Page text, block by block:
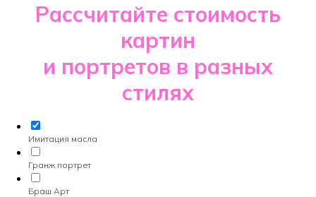
Рассчитайте стоимость
картин
и портретов в разных
стилях
Имитация масла
Гранж портрет
Браш Арт